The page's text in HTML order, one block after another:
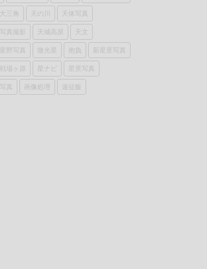
三角 天の川 天体写真
真撮影 天城高原 天文
野写真 微光星 抱負 新星景写真
場ヶ原 星ナビ 星景写真
真 画像処理 遠征飯